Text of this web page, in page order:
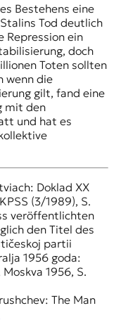
Bestehens eine
Tod deutlich
Repression ein
doch
Toten sollten
wenn die
gilt, fand eine
mit den
und hat es
Doklad XX
(3/1989), S.
veröffentlichten
den Titel des
partii
1956 goda:
1956, S.
The Man